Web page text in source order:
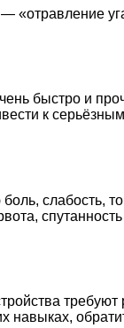
— «отравление
быстро и
к
слабость,
требуют
навыках,